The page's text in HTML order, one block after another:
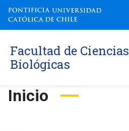
Facultad de Ciencias
Biológicas
Inicio